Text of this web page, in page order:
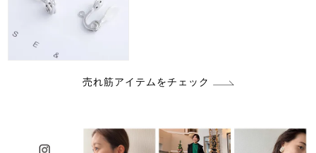
売れ筋アイテムをチェック